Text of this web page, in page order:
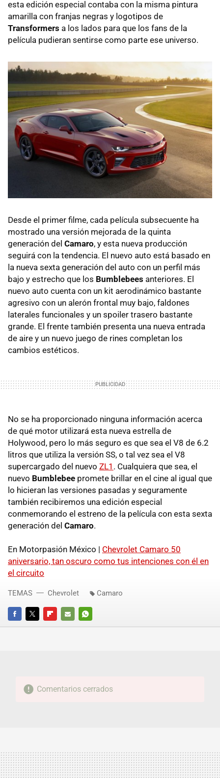
esta edición especial contaba con la misma pintura
amarilla con franjas negras y logotipos de
Transformers a los lados para que los fans de la
película pudieran sentirse como parte ese universo.
Desde el primer filme, cada película subsecuente ha
mostrado una versión mejorada de la quinta
generación del Camaro, y esta nueva producción
seguirá con la tendencia. El nuevo auto está basado en
la nueva sexta generación del auto con un perfil más
bajo y estrecho que los Bumblebees anteriores. El
nuevo auto cuenta con un kit aerodinámico bastante
agresivo con un alerón frontal muy bajo, faldones
laterales funcionales y un spoiler trasero bastante
grande. El frente también presenta una nueva entrada
de aire y un nuevo juego de rines completan los
cambios estéticos.
No se ha proporcionado ninguna información acerca
de qué motor utilizará esta nueva estrella de
Holywood, pero lo más seguro es que sea el V8 de 6.2
litros que utiliza la versión SS, o tal vez sea el V8
supercargado del nuevo ZL1 . Cualquiera que sea, el
nuevo Bumblebee promete brillar en el cine al igual que
lo hicieran las versiones pasadas y seguramente
también recibiremos una edición especial
conmemorando el estreno de la película con esta sexta
generación del Camaro.
En Motorpasión México | Chevrolet Camaro 50
aniversario, tan oscuro como tus intenciones con él en
el circuito
FACEBOOKTWITTERFLIPBOARD
E-
WHATSAPP
TEMAS Chevrolet Camaro
Comentarios cerrados